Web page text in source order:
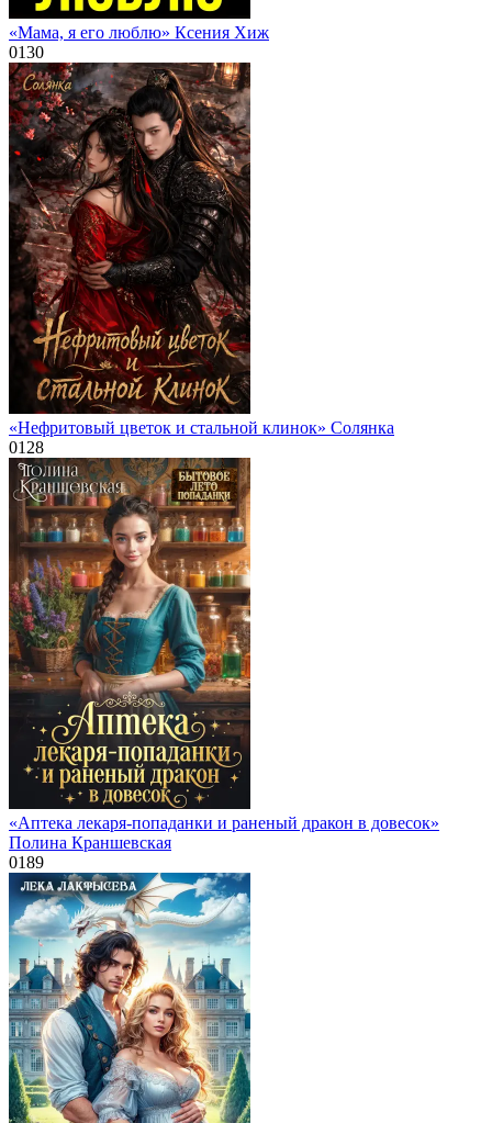
«Мама, я его люблю» Ксения Хиж
0130
«Нефритовый цветок и стальной клинок» Солянка
0128
«Аптека лекаря-попаданки и раненый дракон в довесок»
Полина Краншевская
0189